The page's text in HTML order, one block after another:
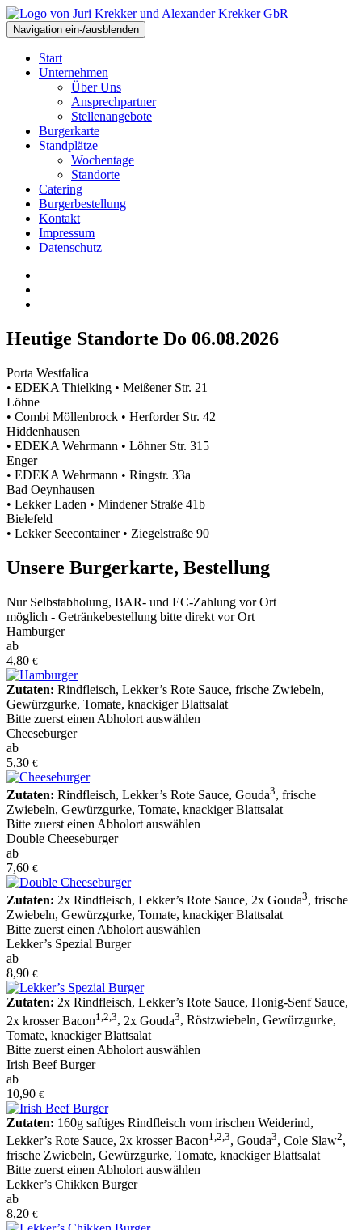
Navigation ein-/ausblenden
Start
Unternehmen
Über Uns
Ansprechpartner
Stellenangebote
Burgerkarte
Standplätze
Wochentage
Standorte
Catering
Burgerbestellung
Kontakt
Impressum
Datenschutz
Heutige Standorte Do 06.08.2026
Porta Westfalica
• EDEKA Thielking • Meißener Str. 21
Löhne
• Combi Möllenbrock • Herforder Str. 42
Hiddenhausen
• EDEKA Wehrmann • Löhner Str. 315
Enger
• EDEKA Wehrmann • Ringstr. 33a
Bad Oeynhausen
• Lekker Laden • Mindener Straße 41b
Bielefeld
• Lekker Seecontainer • Ziegelstraße 90
Unsere Burgerkarte, Bestellung
Nur Selbstabholung, BAR- und EC-Zahlung vor Ort
möglich - Getränkebestellung bitte direkt vor Ort
Hamburger
ab
4,80 €
Zutaten: Rindfleisch, Lekker’s Rote Sauce, frische Zwiebeln,
Gewürzgurke, Tomate, knackiger Blattsalat
Bitte zuerst einen Abholort auswählen
Cheeseburger
ab
5,30 €
Zutaten: Rindfleisch, Lekker’s Rote Sauce, Gouda3, frische
Zwiebeln, Gewürzgurke, Tomate, knackiger Blattsalat
Bitte zuerst einen Abholort auswählen
Double Cheeseburger
ab
7,60 €
Zutaten: 2x Rindfleisch, Lekker’s Rote Sauce, 2x Gouda3, frische
Zwiebeln, Gewürzgurke, Tomate, knackiger Blattsalat
Bitte zuerst einen Abholort auswählen
Lekker’s Spezial Burger
ab
8,90 €
Zutaten: 2x Rindfleisch, Lekker’s Rote Sauce, Honig-Senf Sauce,
2x krosser Bacon1 2 3, 2x Gouda3, Röstzwiebeln, Gewürzgurke,
Tomate, knackiger Blattsalat
Bitte zuerst einen Abholort auswählen
Irish Beef Burger
ab
10,90 €
Zutaten: 160g saftiges Rindfleisch vom irischen Weiderind,
Lekker’s Rote Sauce, 2x krosser Bacon1 2 3, Gouda3, Cole Slaw2,
frische Zwiebeln, Gewürzgurke, Tomate, knackiger Blattsalat
Bitte zuerst einen Abholort auswählen
Lekker’s Chikken Burger
ab
8,20 €